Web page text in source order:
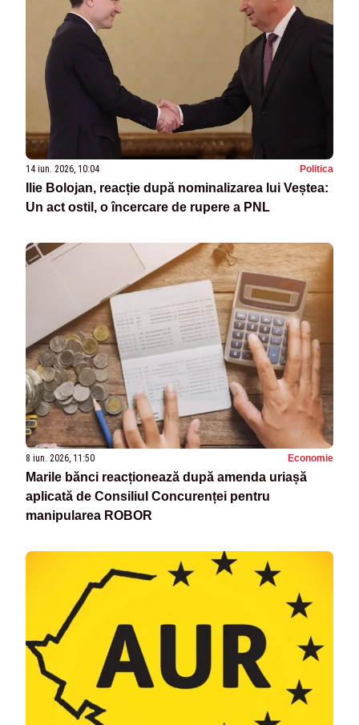
14 iun. 2026, 10:04 Politica
Ilie Bolojan, reacție după nominalizarea lui Veștea:
Un act ostil, o încercare de rupere a PNL
8 iun. 2026, 11:50 Economie
Marile bănci reacționează după amenda uriașă
aplicată de Consiliul Concurenței pentru
manipularea ROBOR